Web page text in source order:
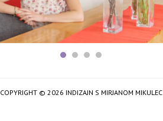
COPYRIGHT © 2026 INDIZAJN S MIRJANOM MIKULEC